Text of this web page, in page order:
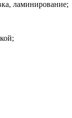
ламинирование;